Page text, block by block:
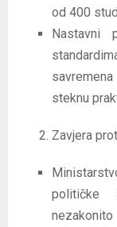
od 400
Nastavni
steknu
Zavjera
političke